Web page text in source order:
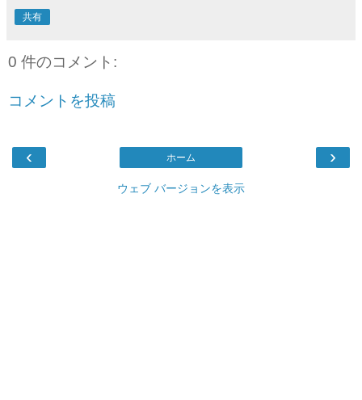
共有
0 件のコメント:
コメントを投稿
‹ ›
ホーム
ウェブ バージョンを表示